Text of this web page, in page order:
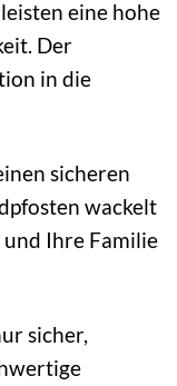
eine hohe
Der
in die
sicheren
wackelt
und Ihre Familie
sicher,